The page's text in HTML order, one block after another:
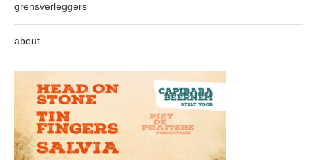
grensverleggers
about